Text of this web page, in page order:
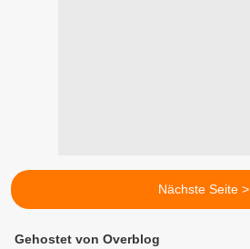
Nächste Seite >
Gehostet von Overblog